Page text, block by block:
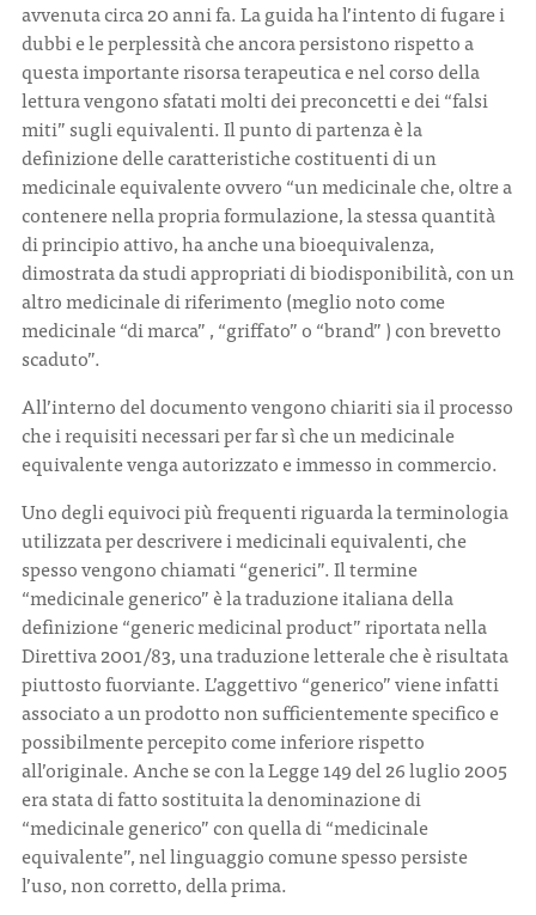
avvenuta circa 20 anni fa. La guida ha l’intento di fugare i
dubbi e le perplessità che ancora persistono rispetto a
questa importante risorsa terapeutica e nel corso della
lettura vengono sfatati molti dei preconcetti e dei “falsi
miti” sugli equivalenti. Il punto di partenza è la
definizione delle caratteristiche costituenti di un
medicinale equivalente ovvero “un medicinale che, oltre a
contenere nella propria formulazione, la stessa quantità
di principio attivo, ha anche una bioequivalenza,
dimostrata da studi appropriati di biodisponibilità, con un
altro medicinale di riferimento (meglio noto come
medicinale “di marca” , “griffato” o “brand” ) con brevetto
scaduto”.
All’interno del documento vengono chiariti sia il processo
che i requisiti necessari per far sì che un medicinale
equivalente venga autorizzato e immesso in commercio.
Uno degli equivoci più frequenti riguarda la terminologia
utilizzata per descrivere i medicinali equivalenti, che
spesso vengono chiamati “generici”. Il termine
“medicinale generico” è la traduzione italiana della
definizione “generic medicinal product” riportata nella
Direttiva 2001/83, una traduzione letterale che è risultata
piuttosto fuorviante. L’aggettivo “generico” viene infatti
associato a un prodotto non sufficientemente specifico e
possibilmente percepito come inferiore rispetto
all’originale. Anche se con la Legge 149 del 26 luglio 2005
era stata di fatto sostituita la denominazione di
“medicinale generico” con quella di “medicinale
equivalente”, nel linguaggio comune spesso persiste
l’uso, non corretto, della prima.